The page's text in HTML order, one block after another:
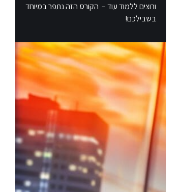
ורוצים ללמוד עוד – הקורס הזה נתפר במיוחד
בשבילכם!